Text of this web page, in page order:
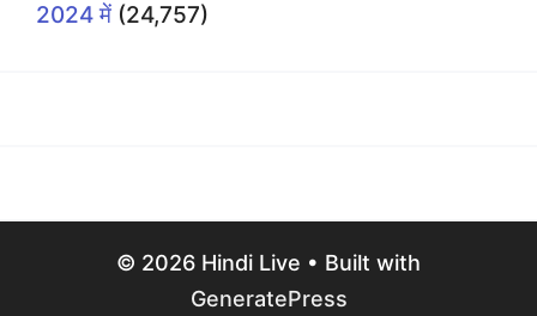
2024 में (24,757)
© 2026 Hindi Live • Built with
GeneratePress